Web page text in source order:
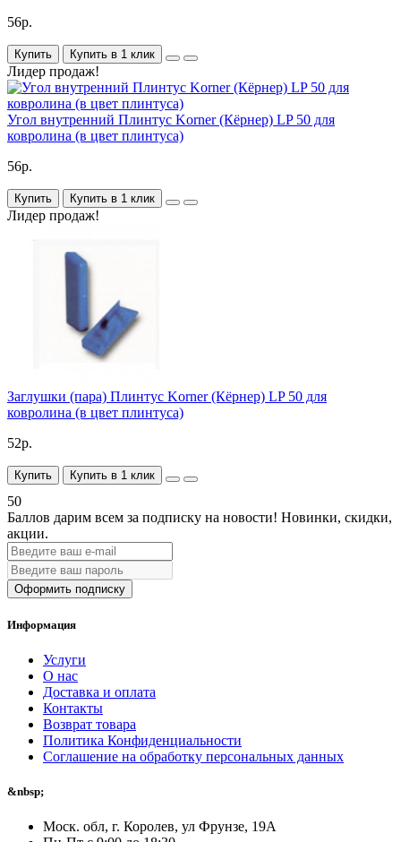
56р.
Купить Купить в 1 клик
Лидер продаж!
Угол внутренний Плинтус Korner (Кёрнер) LP 50 для
ковролина (в цвет плинтуса)
56р.
Купить Купить в 1 клик
Лидер продаж!
Заглушки (пара) Плинтус Korner (Кёрнер) LP 50 для
ковролина (в цвет плинтуса)
52р.
Купить Купить в 1 клик
50
Баллов дарим всем за подписку на новости! Новинки, скидки,
акции.
Оформить подписку
Информация
Услуги
О нас
Доставка и оплата
Контакты
Возврат товара
Политика Конфиденциальности
Соглашение на обработку персональных данных
&nbsp;
Моск. обл, г. Королев, ул Фрунзе, 19А